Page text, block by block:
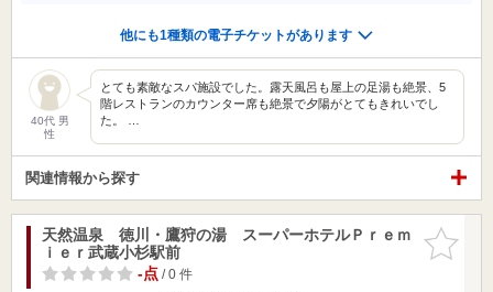
他にも1種類の電子チケットがあります
40代 男
性
とても素敵なスパ施設でした。露天風呂も屋上の足湯も絶景、5
階レストランのカウンター席も絶景で夕陽がとてもきれいでし
た。 …
関連情報から探す
お気に入
りに追加
天然温泉 徳川・鷹狩の湯 スーパーホテルＰｒｅｍ
ｉｅｒ武蔵小杉駅前
-点/ 0 件